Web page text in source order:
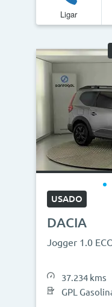
Ligar
USADO
DACIA
Jogger 1.0
37.234 kms
GPL